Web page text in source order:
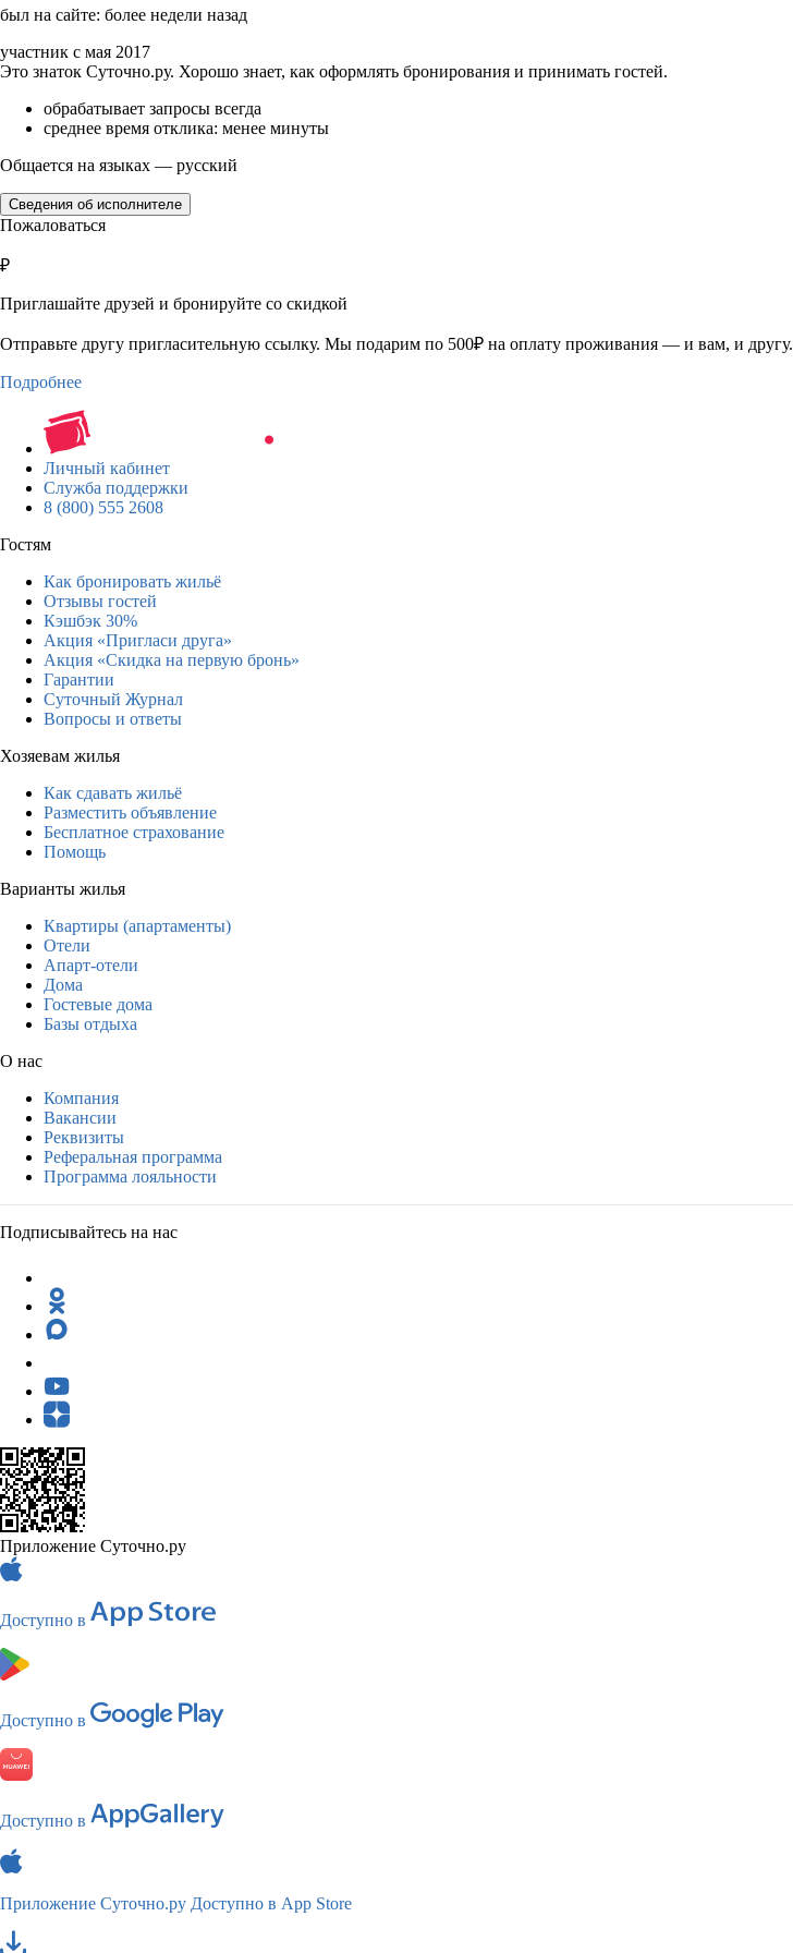
был на сайте: более недели назад
участник с мая 2017
Это знаток Суточно.ру. Хорошо знает, как оформлять бронирования и принимать гостей.
обрабатывает запросы всегда
среднее время отклика: менее минуты
Общается на языках — русский
Сведения об исполнителе
Пожаловаться
₽
Приглашайте друзей и бронируйте со скидкой
Отправьте другу пригласительную ссылку. Мы подарим по 500₽ на оплату проживания — и вам, и другу.
Подробнее
Личный кабинет
Служба поддержки
8 (800) 555 2608
Гостям
Как бронировать жильё
Отзывы гостей
Кэшбэк 30%
Акция «Пригласи друга»
Акция «Скидка на первую бронь»
Гарантии
Суточный Журнал
Вопросы и ответы
Хозяевам жилья
Как сдавать жильё
Разместить объявление
Бесплатное страхование
Помощь
Варианты жилья
Квартиры (апартаменты)
Отели
Апарт-отели
Дома
Гостевые дома
Базы отдыха
О нас
Компания
Вакансии
Реквизиты
Реферальная программа
Программа лояльности
Подписывайтесь на нас
Приложение Суточно.ру
Доступно в
Доступно в
Доступно в
Приложение Суточно.ру Доступно в App Store